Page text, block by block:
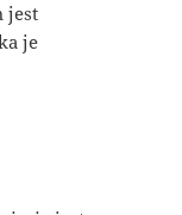
jest
je